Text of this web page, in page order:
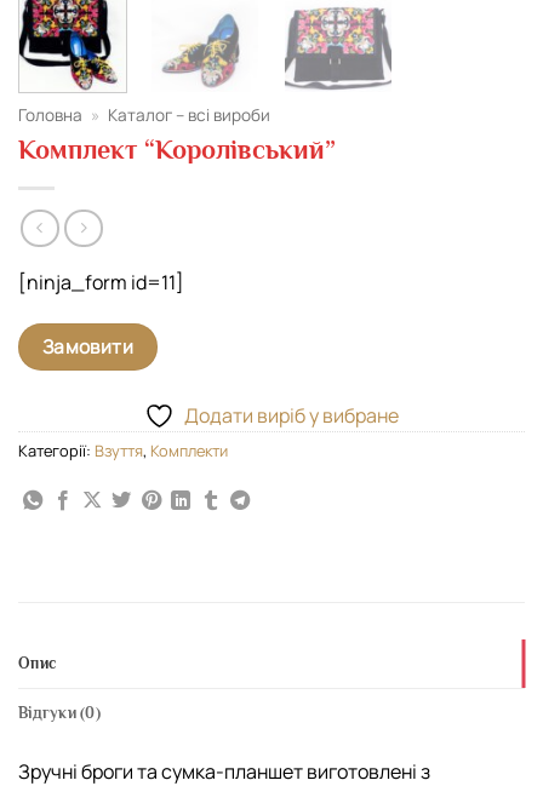
Головна » Каталог – всі вироби
Комплект “Королівський”
[ninja_form id=11]
Замовити
Додати виріб у вибране
Категорії: Взуття, Комплекти
Опис
Відгуки (0)
Зручні броги та сумка-планшет виготовлені з